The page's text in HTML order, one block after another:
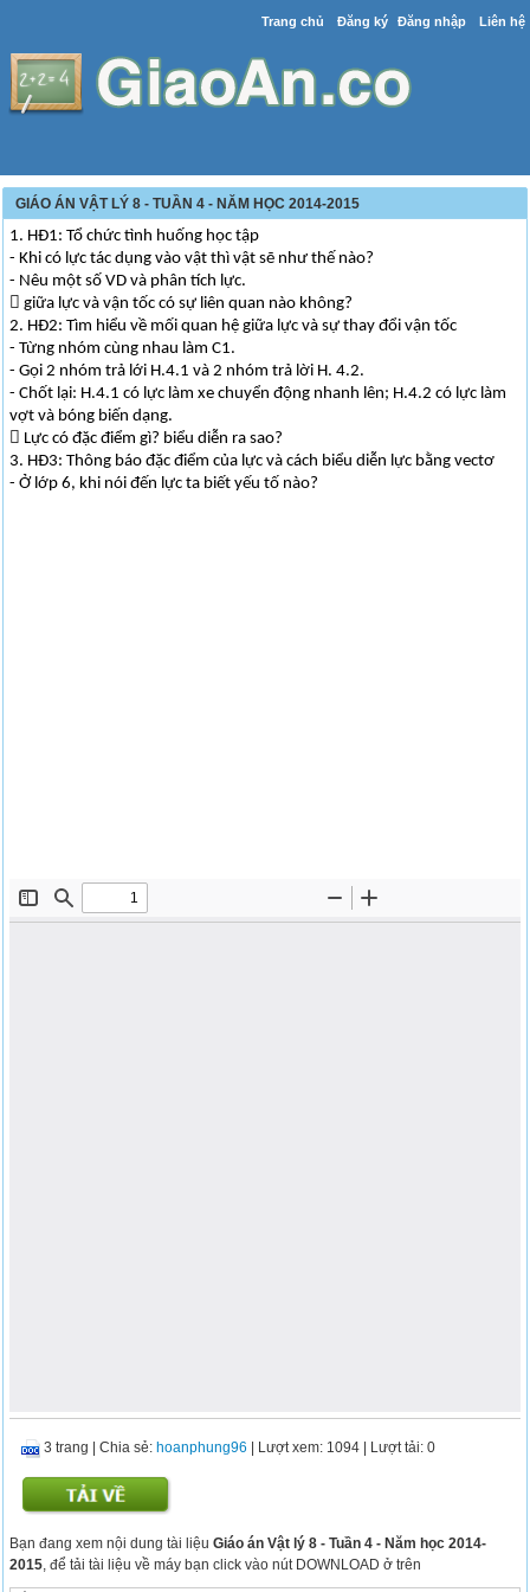
Trang chủ Đăng ký Đăng nhập Liên hệ
GIÁO ÁN VẬT LÝ 8 - TUẦN 4 - NĂM HỌC 2014-2015
1. HĐ1: Tổ chức tình huống học tập
- Khi có lực tác dụng vào vật thì vật sẽ như thế nào?
- Nêu một số VD và phân tích lực.
 giữa lực và vận tốc có sự liên quan nào không?
2. HĐ2: Tìm hiểu về mối quan hệ giữa lực và sự thay đổi vận tốc
- Từng nhóm cùng nhau làm C1.
- Gọi 2 nhóm trả lới H.4.1 và 2 nhóm trả lời H. 4.2.
- Chốt lại: H.4.1 có lực làm xe chuyển động nhanh lên; H.4.2 có lực làm
vợt và bóng biến dạng.
 Lực có đặc điểm gì? biểu diễn ra sao?
3. HĐ3: Thông báo đặc điểm của lực và cách biểu diễn lực bằng vectơ
- Ở lớp 6, khi nói đến lực ta biết yếu tố nào?
3 trang |Chia sẻ: hoanphung96 | Lượt xem: 1094 | Lượt tải: 0
Bạn đang xem nội dung tài liệuGiáo án Vật lý 8 - Tuần 4 - Năm học 2014-
2015 , để tải tài liệu về máy bạn click vào nút DOWNLOAD ở trên